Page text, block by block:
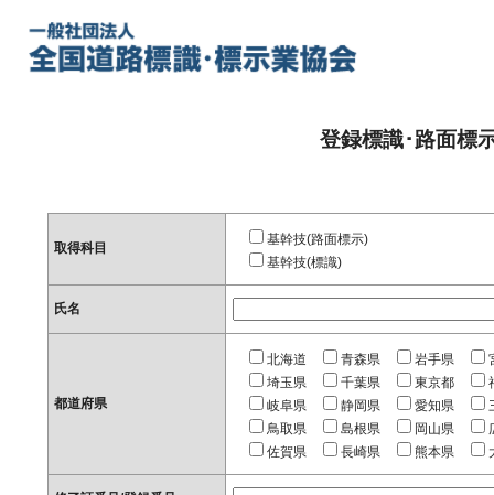
登録標識･路面標
取得科目
基幹技(路面標示)
基幹技(標識)
氏名
都道府県
北海道 青森県 岩手県
埼玉県
千葉県 東京都
岐阜県
静岡県 愛知県
鳥取県
島根県 岡山県
佐賀県
長崎県 熊本県